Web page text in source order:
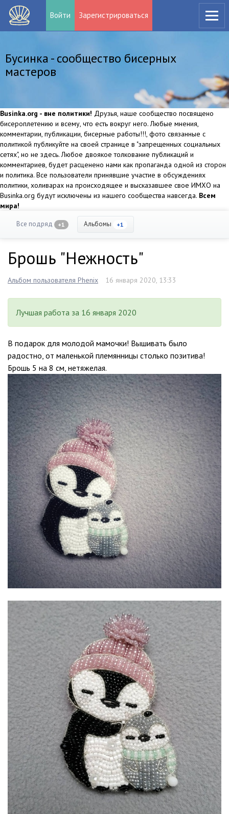
Войти Зарегистрироваться
Бусинка - сообщество бисерных
мастеров
Businka.org - вне политики! Друзья, наше сообщество посвящено
бисероплетению и всему, что есть вокруг него. Любые мнения,
комментарии, публикации, бисерные работы!!!, фото связанные с
политикой публикуйте на своей странице в "запрещенных социальных
сетях", но не здесь. Любое двоякое толкование публикаций и
комментариев, будет расценено нами как пропаганда одной из сторон
и политика. Все пользователи принявшие участие в обсуждениях
политики, холиварах на происходящее и высказавшее свое ИМХО на
Businka.org будут исключены из нашего сообщества навсегда. Всем
мира!
Все подряд +1 Альбомы +1
Брошь "Нежность"
Альбом пользователя Phenix 16 января 2020, 13:33
Лучшая работа за 16 января 2020
В подарок для молодой мамочки! Вышивать было
радостно, от маленькой племянницы столько позитива!
Брошь 5 на 8 см, нетяжелая.